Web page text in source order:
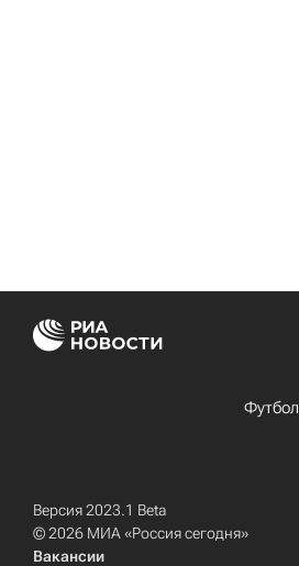
Футбол
Версия 2023.1 Beta
© 2026 МИА «Россия сегодня»
Вакансии